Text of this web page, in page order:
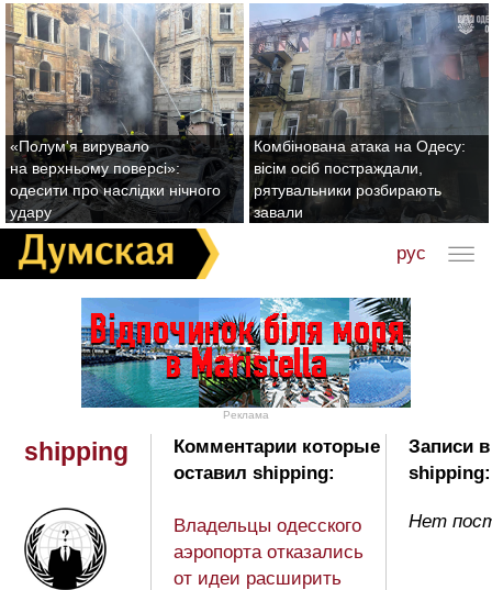
«Полум'я вирувало
на верхньому поверсі»:
одесити про наслідки нічного
удару
Комбінована атака на Одесу:
вісім осіб постраждали,
рятувальники розбирають
завали
рус
Реклама
shipping
Комментарии которые
оставил shipping:
Владельцы одесского
аэропорта отказались
от идеи расширить
Записи
shipping:
Нет